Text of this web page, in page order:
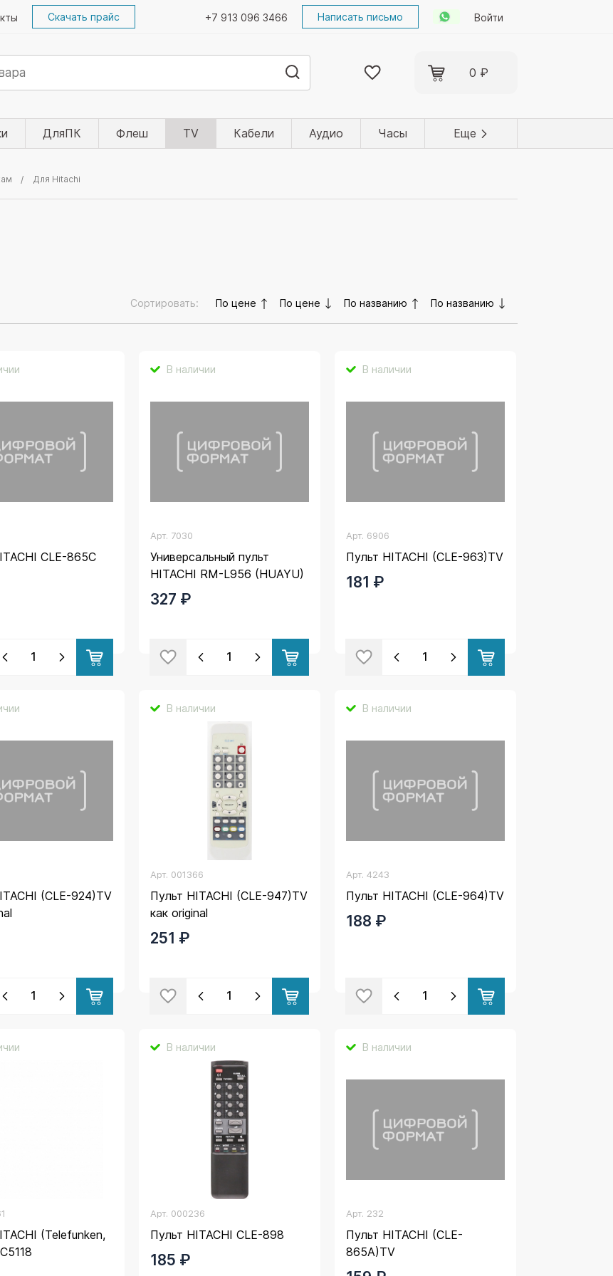
Скачать прайс +7 913 096 3466 Написать письмо Войти
0 ₽
ДляПК Флеш TV Кабели Аудио Часы Еще
Для Hitachi
Сортировать: По цене По цене По названию По названию
CLE-865C
В наличии
Арт. 7030
Универсальный пульт
HITACHI RM-L956 (HUAYU)
327 ₽
В наличии
Арт. 6906
Пульт HITACHI (CLE-963)TV
181 ₽
(CLE-924)TV
В наличии
Арт. 001366
Пульт HITACHI (CLE-947)TV
как original
251 ₽
В наличии
Арт.4243
Пульт HITACHI (CLE-964)TV
188 ₽
(Telefunken,
В наличии
Арт. 000236
Пульт HITACHI CLE-898
185 ₽
В наличии
Арт. 232
Пульт HITACHI (CLE-
865A)TV